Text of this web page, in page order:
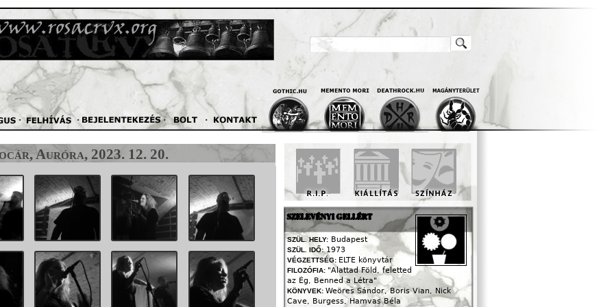
Jump to navigation
Auróra, 2023. 12. 20.
Keresés Űrlap
Keresés
SZELEVÉNYI GELLÉRT
SZÜL. HELY: Budapest
SZÜL. IDŐ: 1973
VÉGZETTSÉG: ELTE könyvtár
FILOZÓFIA: "Alattad Föld, feletted
az Ég, Benned a Létra"
KÖNYVEK: Weöres Sándor, Boris Vian, Nick
Cave, Burgess, Hamvas Béla